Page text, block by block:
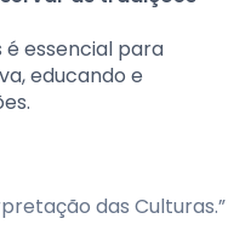
é essencial para
educando e
das Culturas.”